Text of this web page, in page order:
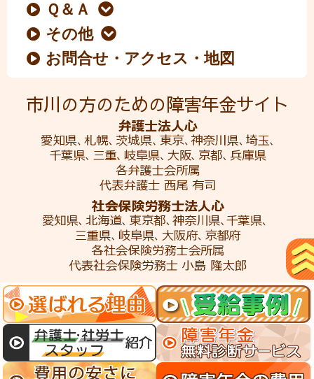
Ｑ＆Ａ
その他
お問合せ・アクセス・地図
市川の方のための障害年金サイト